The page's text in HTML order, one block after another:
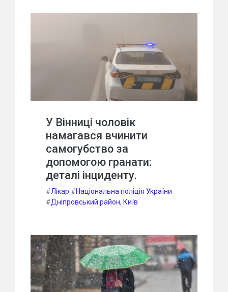
У Вінниці чоловік
намагався вчинити
самогубство за
допомогою гранати:
деталі інциденту.
#Лікар #Національна поліція України
#Дніпровський район, Київ